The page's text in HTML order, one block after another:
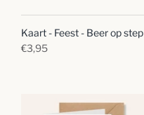
Kaart - Feest - Beer op step
€3,95